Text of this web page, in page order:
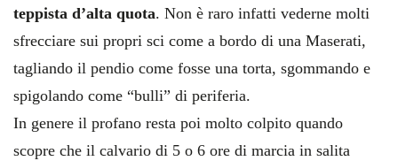
teppista d’alta quota. Non è raro infatti vederne molti
sfrecciare sui propri sci come a bordo di una Maserati,
tagliando il pendio come fosse una torta, sgommando e
spigolando come “bulli” di periferia.
In genere il profano resta poi molto colpito quando
scopre che il calvario di 5 o 6 ore di marcia in salita